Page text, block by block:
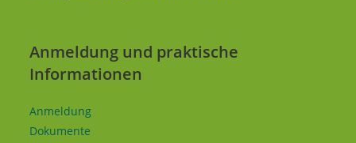
Anmeldung und praktische
Informationen
Anmeldung
Dokumente